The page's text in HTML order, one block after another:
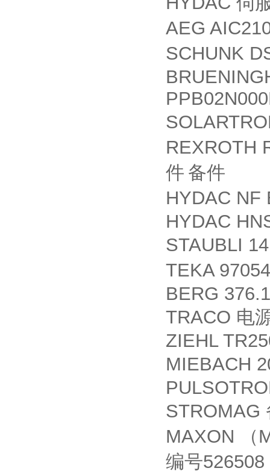
AEG
SCHUNK
REXROTH
件 备件
HYDAC NF
HYDAC
STAUBLI
TEKA
BERG
TRACO 电
ZIEHL
MIEBACH
STROMAG
MAXON （
编号526508